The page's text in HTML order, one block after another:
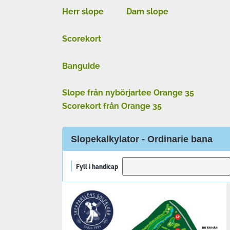
Herr slope Dam slope
Scorekort
Banguide
Slope från nybörjartee Orange 35
Scorekort från Orange 35
Slopekalkylator - Ordinarie bana
Fyll i handicap